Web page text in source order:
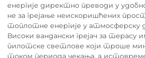
енергије директно преводи у
не за грејање неискоришћених
топлотне енергије у атмосферску
Високи вандански грејач за терасу
пилотске светлове који троше
током периода чекања, а